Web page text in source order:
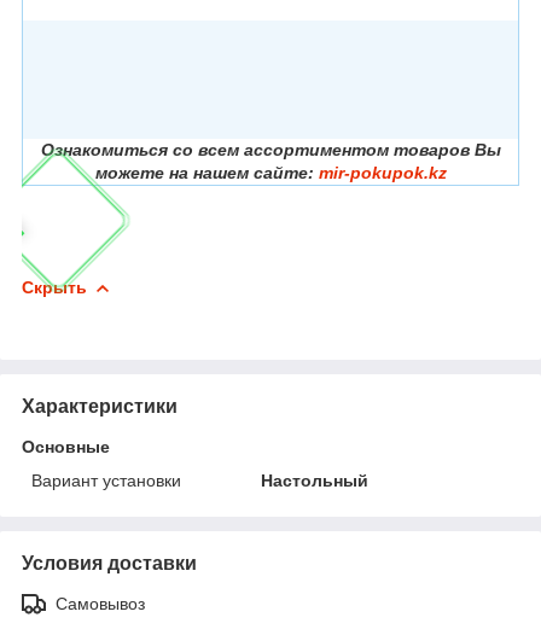
Ознакомиться со всем ассортиментом товаров Вы
можете на нашем сайте: mir-pokupok.kz
Скрыть
Характеристики
Основные
Вариант установки
Настольный
Условия доставки
Самовывоз